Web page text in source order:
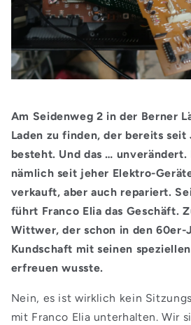
Am Seidenweg 2 in der Berner
Laden zu finden, der bereits seit
besteht. Und das …
nämlich seit jeher Elektro-
verkauft, aber auch repariert.
führt Franco Elia das Geschäft.
Wittwer, der schon in den 60er-
Kundschaft mit seinen
erfreuen wusste.
Nein, es ist wirklich kein
mit Franco Elia unterhalten. Wir